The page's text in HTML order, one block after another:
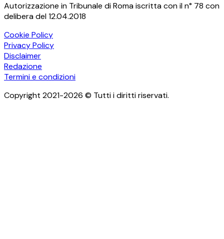
Autorizzazione in Tribunale di Roma iscritta con il n° 78 con
delibera del 12.04.2018
Cookie Policy
Privacy Policy
Disclaimer
Redazione
Termini e condizioni
Copyright 2021-2026 © Tutti i diritti riservati.